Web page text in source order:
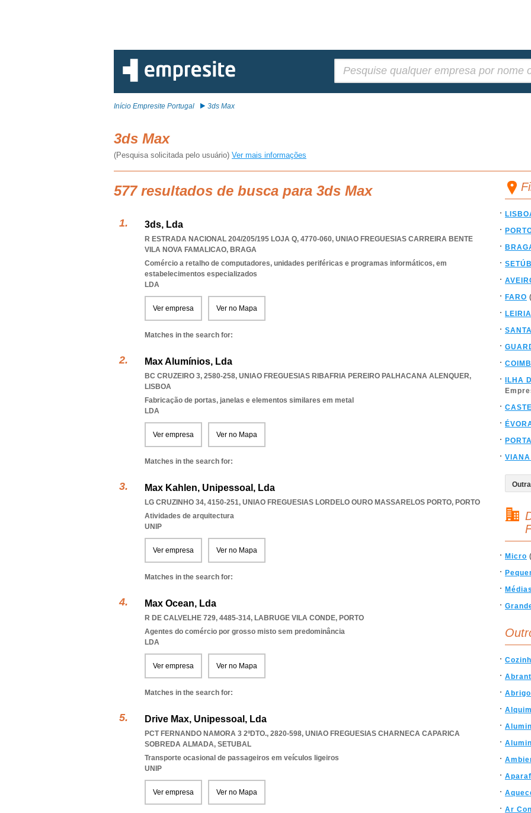
Início Empresite Portugal 3ds Max
3ds Max
(Pesquisa solicitada pelo usuário) Ver mais informações
577 resultados de busca para 3ds Max
3ds, Lda
R ESTRADA NACIONAL 204/205/195 LOJA Q, 4770-060, UNIAO FREGUESIAS CARREIRA BENTE
VILA NOVA FAMALICAO, BRAGA
Comércio a retalho de computadores, unidades periféricas e programas informáticos, em
estabelecimentos especializados
LDA
Ver empresa Ver no Mapa
Matches in the search for:
Max Alumínios, Lda
BC CRUZEIRO 3, 2580-258, UNIAO FREGUESIAS RIBAFRIA PEREIRO PALHACANA ALENQUER,
LISBOA
Fabricação de portas, janelas e elementos similares em metal
LDA
Ver empresa Ver no Mapa
Matches in the search for:
Max Kahlen, Unipessoal, Lda
LG CRUZINHO 34, 4150-251, UNIAO FREGUESIAS LORDELO OURO MASSARELOS PORTO, PORTO
Atividades de arquitectura
UNIP
Ver empresa Ver no Mapa
Matches in the search for:
Max Ocean, Lda
R DE CALVELHE 729, 4485-314, LABRUGE VILA CONDE, PORTO
Agentes do comércio por grosso misto sem predominância
LDA
Ver empresa Ver no Mapa
Matches in the search for:
Drive Max, Unipessoal, Lda
PCT FERNANDO NAMORA 3 2ºDTO., 2820-598, UNIAO FREGUESIAS CHARNECA CAPARICA
SOBREDA ALMADA, SETUBAL
Transporte ocasional de passageiros em veículos ligeiros
UNIP
Ver empresa Ver no Mapa
FARO
LEIRIA
ILHA
Micro
Médias
Ar